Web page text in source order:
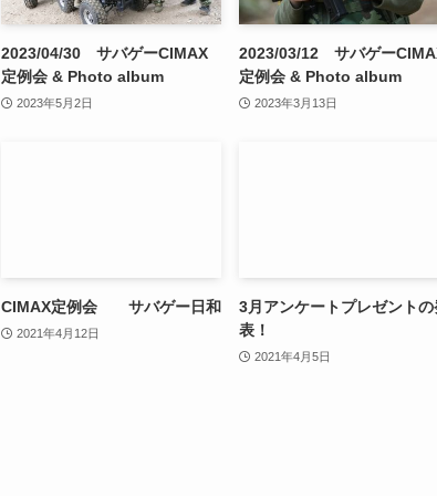
2023/04/30 サバゲーCIMAX
定例会 & Photo album
2023年5月2日
2023/03/12 サバゲー
定例会 & Photo album
2023年3月13日
CIMAX定例会 サバゲー日和
2021年4月12日
3月アンケートプレゼントの
表！
2021年4月5日